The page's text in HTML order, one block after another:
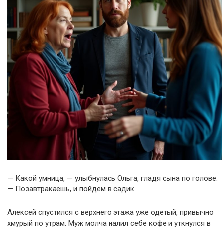
— Какой умница, — улыбнулась Ольга, гладя сына по голове.
— Позавтракаешь, и пойдем в садик.
Алексей спустился с верхнего этажа уже одетый, привычно
хмурый по утрам. Муж молча налил себе кофе и уткнулся в